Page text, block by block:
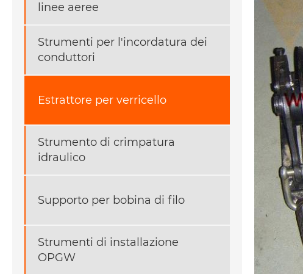
linee aeree
Strumenti per l'incordatura dei
conduttori
Estrattore per verricello
Strumento di crimpatura
idraulico
Supporto per bobina di filo
Strumenti di installazione
OPGW